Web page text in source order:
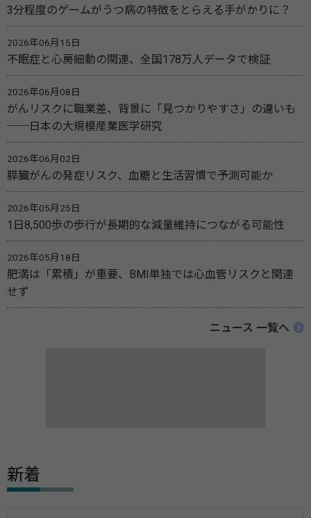
3分程度のゲームがうつ病の特徴をとらえる手がかりに？
2026年06月15日
不眠症と心房細動の関連、全国178万人データで検証
2026年06月08日
がんリスクに職業差、背景に「見つかりやすさ」の違いも
──日本の大規模産業医学研究
2026年06月02日
膵臓がんの発症リスク、血糖と生活習慣で予測可能か
2026年05月25日
1日8,500歩の歩行が長期的な減量維持につながる可能性
2026年05月18日
肥満は「累積」が重要、BMI単独では心血管リスクと関連
せず
ニュース 一覧へ
新着